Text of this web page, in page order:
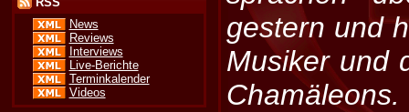
News
Reviews
Interviews
Live-Berichte
Terminkalender
Videos
gestern und
Musiker und
Chamäleons.